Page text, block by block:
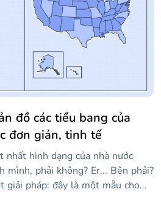
đồ các tiểu bang của
đơn giản, tinh tế
nhất hình dạng của nhà nước
mình, phải không? Er... Bên phải?
giải pháp: đây là một mẫu cho